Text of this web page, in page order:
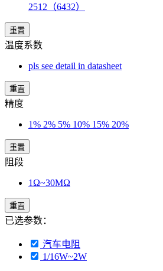
2512（6432）
重置
温度系数
pls see detail in datasheet
重置
精度
1% 2% 5% 10% 15% 20%
重置
阻段
1Ω~30MΩ
重置
已选参数：
汽车电阻
1/16W~2W